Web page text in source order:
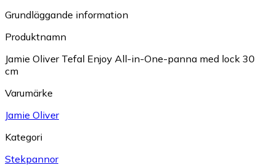
Grundläggande information
Produktnamn
Jamie Oliver Tefal Enjoy All-in-One-panna med lock 30
cm
Varumärke
Jamie Oliver
Kategori
Stekpannor